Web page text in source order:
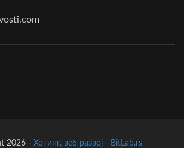
2026 - Хотинг, веб развој - BitLab.rs